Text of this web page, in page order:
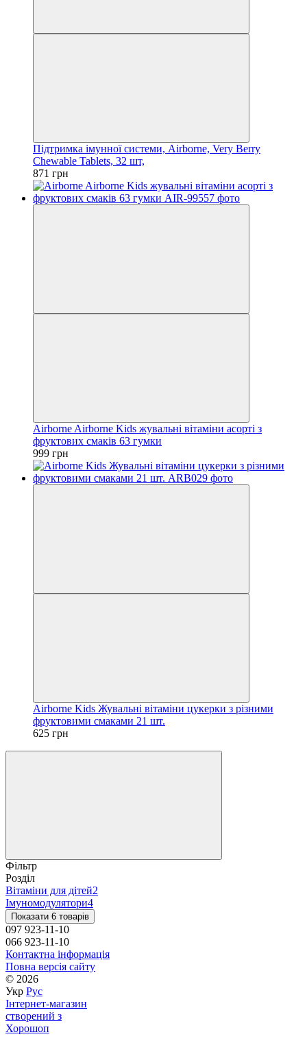
Підтримка імунної системи, Airborne, Very Berry
Chewable Tablets, 32 шт,
871 грн
Airborne Airborne Kids жувальні вітаміни асорті з
фруктових смаків 63 гумки
999 грн
Airborne Kids Жувальні вітаміни цукерки з різними
фруктовими смаками 21 шт.
625 грн
Фільтр
Розділ
Вітаміни для дітей2
Імуномодулятори4
Показати 6 товарів
097 923-11-10
066 923-11-10
Контактна інформація
Повна версія сайту
© 2026
Укр Рус
Інтернет-магазин
створений з
Хорошоп